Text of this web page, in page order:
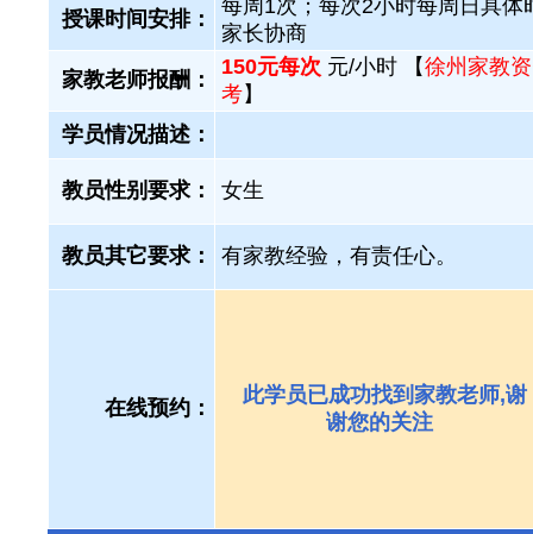
授课时间安排：
每周1次；每次2小时每周日具体
家长协商
家教老师报酬：
150元每次 元/小时 【徐州家教
考】
学员情况描述：
教员性别要求： 女生
教员其它要求： 有家教经验，有责任心。
在线预约：
此学员已成功找到家教老师,谢
谢您的关注